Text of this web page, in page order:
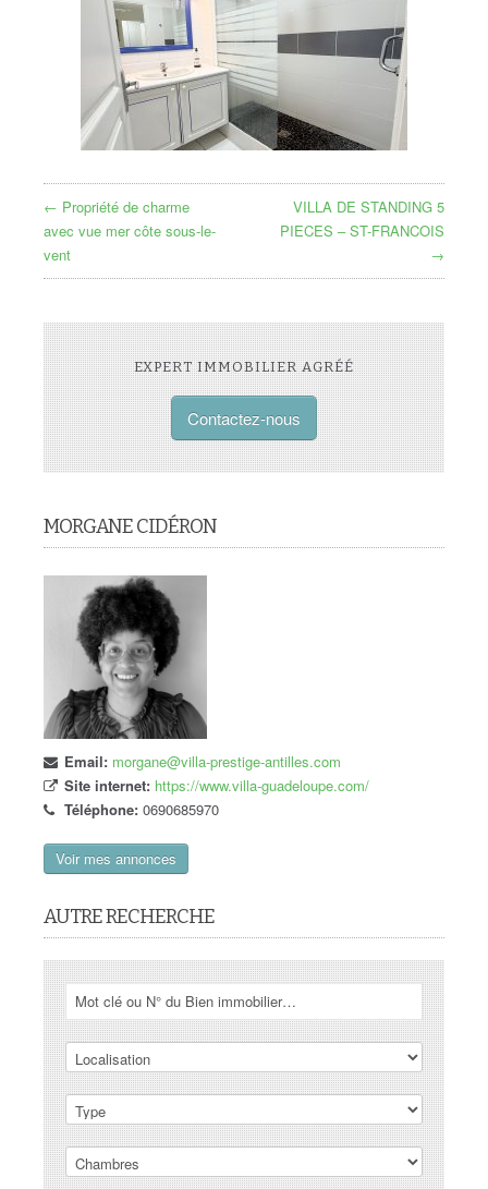
← Propriété de charme
avec vue mer côte sous-le-
vent
VILLA DE STANDING 5
PIECES – ST-FRANCOIS
→
EXPERT IMMOBILIER AGRÉÉ
Contactez-nous
MORGANE CIDÉRON
Email: morgane@villa-prestige-antilles.com
Site internet: https://www.villa-guadeloupe.com/
Téléphone: 0690685970
Voir mes annonces
AUTRE RECHERCHE